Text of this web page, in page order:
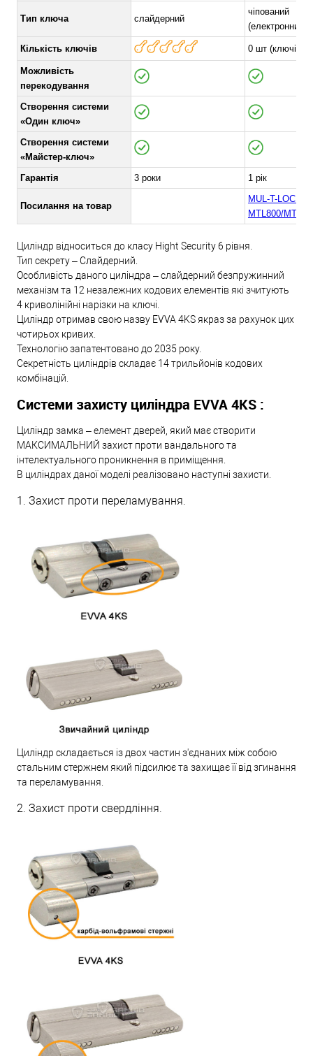
Тип ключа слайдерний
чіпований
Кількість ключів 0 шт (ключі
Можливість
перекодування
Створення системи
«Один ключ»
Створення системи
«Майстер-ключ»
Гарантія
3 роки 1 рік
Посилання на товар
MUL-T-LOCK
MTL800/MT5+
Циліндр відноситься до класу Hight Security 6 рівня.
Тип секрету – Слайдерний.
Особливість даного циліндра – слайдерний безпружинний
механізм та 12 незалежних кодових елементів які зчитують
4 криволінійні нарізки на ключі.
Циліндр отримав свою назву EVVA 4KS якраз за рахунок цих
чотирьох кривих.
Технологію запатентовано до 2035 року.
Секретність циліндрів складає 14 трильйонів кодових
комбінацій.
Системи захисту циліндра EVVA 4KS :
Циліндр замка – елемент дверей, який має створити
МАКСИМАЛЬНИЙ захист проти вандального та
інтелектуального проникнення в приміщення.
В циліндрах даної моделі реалізовано наступні захисти.
1. Захист проти переламування.
Циліндр складається із двох частин з'єднаних між собою
стальним стержнем який підсилює та захищає її від згинання
та переламування.
2. Захист проти свердління.